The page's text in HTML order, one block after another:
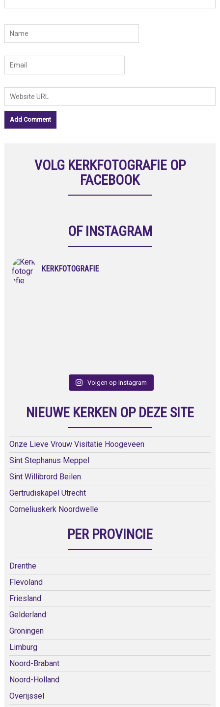
VOLG KERKFOTOGRAFIE OP
FACEBOOK
OF INSTAGRAM
KERKFOTOGRAFIE
Volgen op Instagram
NIEUWE KERKEN OP DEZE SITE
Onze Lieve Vrouw Visitatie Hoogeveen
Sint Stephanus Meppel
Sint Willibrord Beilen
Gertrudiskapel Utrecht
Corneliuskerk Noordwelle
PER PROVINCIE
Drenthe
Flevoland
Friesland
Gelderland
Groningen
Limburg
Noord-Brabant
Noord-Holland
Overijssel